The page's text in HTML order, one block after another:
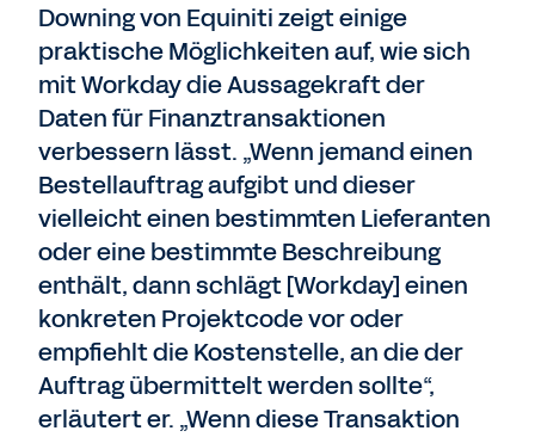
Downing von Equiniti zeigt einige
praktische Möglichkeiten auf, wie sich
mit Workday die Aussagekraft der
Daten für Finanztransaktionen
verbessern lässt. „Wenn jemand einen
Bestellauftrag aufgibt und dieser
vielleicht einen bestimmten Lieferanten
oder eine bestimmte Beschreibung
enthält, dann schlägt [Workday] einen
konkreten Projektcode vor oder
empfiehlt die Kostenstelle, an die der
Auftrag übermittelt werden sollte“,
erläutert er. „Wenn diese Transaktion